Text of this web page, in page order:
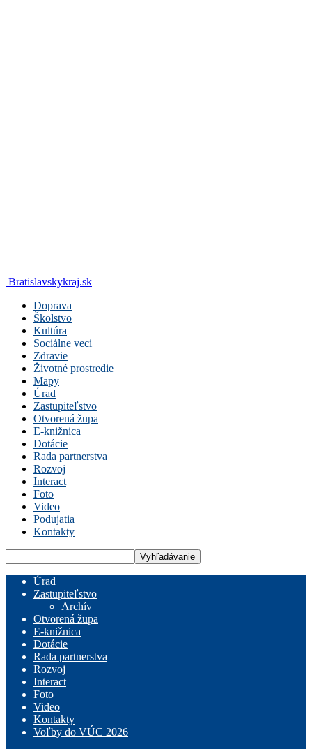
Bratislavskykraj.sk
Doprava
Školstvo
Kultúra
Sociálne veci
Zdravie
Životné prostredie
Mapy
Úrad
Zastupiteľstvo
Otvorená župa
E-knižnica
Dotácie
Rada partnerstva
Rozvoj
Interact
Foto
Video
Podujatia
Kontakty
Úrad
Zastupiteľstvo
Archív
Otvorená župa
E-knižnica
Dotácie
Rada partnerstva
Rozvoj
Interact
Foto
Video
Kontakty
Voľby do VÚC 2026